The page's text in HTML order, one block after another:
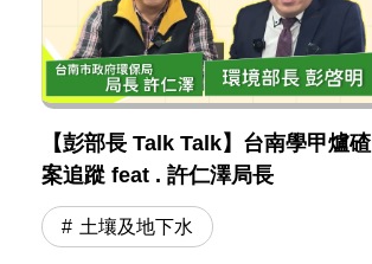
【彭部長 Talk Talk】台南學甲爐碴
案追蹤 feat . 許仁澤局長
土壤及地下水